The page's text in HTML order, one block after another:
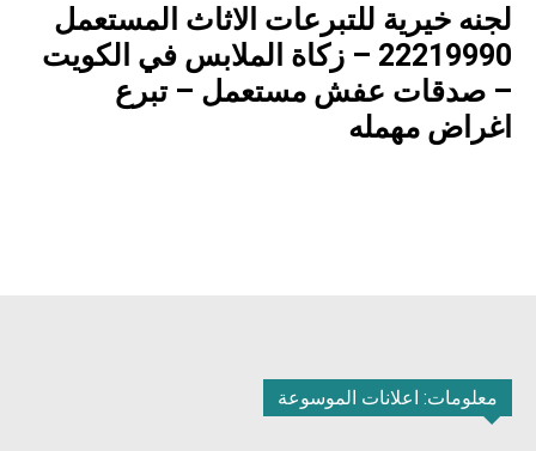
لجنه خيرية للتبرعات الاثاث المستعمل
22219990 – زكاة الملابس في الكويت
– صدقات عفش مستعمل – تبرع
اغراض مهمله
معلومات: اعلانات الموسوعة